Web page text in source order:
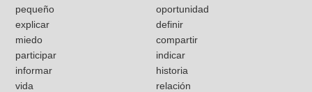
pequeño
oportunidad
explicar
definir
miedo
compartir
participar
indicar
informar
historia
vida
relación